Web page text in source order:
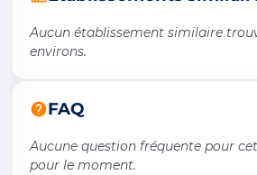
Aucun établissement similaire
environs.
FAQ
Aucune question fréquente pour
pour le moment.